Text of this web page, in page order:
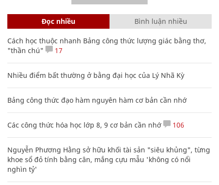
Đọc nhiều Bình luận nhiều
Cách học thuộc nhanh Bảng công thức lượng giác bằng thơ,
"thần chú"
17
Nhiều điểm bất thường ở bằng đại học của Lý Nhã Kỳ
Bảng công thức đạo hàm nguyên hàm cơ bản cần nhớ
Các công thức hóa học lớp 8, 9 cơ bản cần nhớ 106
Nguyễn Phương Hằng sở hữu khối tài sản "siêu khủng", từng
khoe sổ đỏ tính bằng cân, mắng cựu mẫu 'không có nổi
nghìn tỷ'